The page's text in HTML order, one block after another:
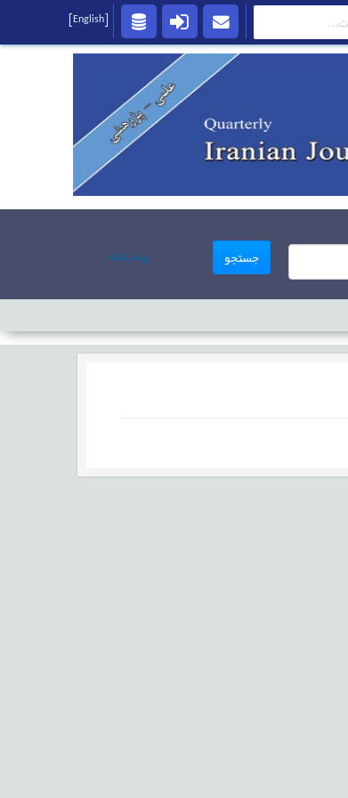
جستجو پیشرفته
[English]